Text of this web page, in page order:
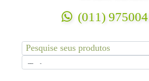
(011)